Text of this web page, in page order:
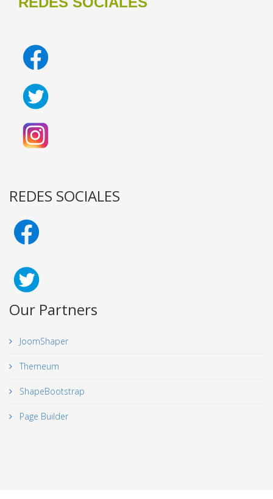
REDES SOCIALES
Our Partners
JoomShaper
Themeum
ShapeBootstrap
Page Builder